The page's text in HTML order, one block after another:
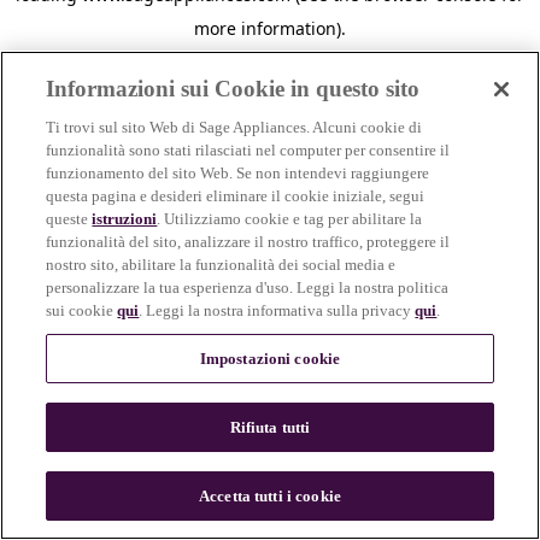
more information).
n
Informazioni sui Cookie in questo sito
Ti trovi sul sito Web di Sage Appliances. Alcuni cookie di
funzionalità sono stati rilasciati nel computer per consentire il
funzionamento del sito Web. Se non intendevi raggiungere
questa pagina e desideri eliminare il cookie iniziale, segui
questeistruzioni. Utilizziamo cookie e tag per abilitare la
funzionalità del sito, analizzare il nostro traffico, proteggere il
nostro sito, abilitare la funzionalità dei social media e
personalizzare la tua esperienza d'uso. Leggi la nostra politica
sui cookiequi. Leggi la nostra informativa sulla privacyqui.
Impostazioni cookie
Rifiuta tutti
Accetta tutti i cookie